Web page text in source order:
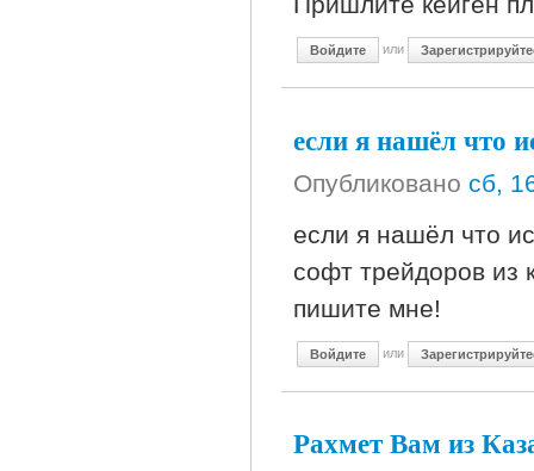
Войдите или
если я нашёл что
Опубликовано сб,
если я нашёл что
софт трейдоров из
пишите мне!
Войдите или
Рахмет Вам из